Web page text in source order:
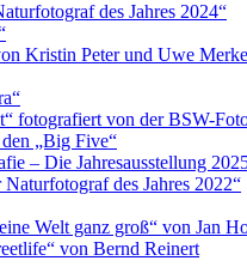
des Jahres 2024“
Kristin Peter und Uwe
fotografiert von der BSW-
„Big Five“
– Die Jahresausstellung
des Jahres 2022“
Welt ganz groß“ von Jan
von Bernd Reinert